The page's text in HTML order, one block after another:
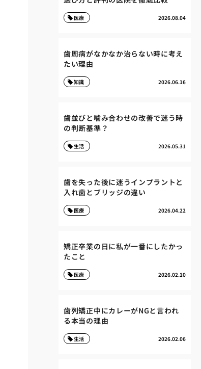
2026.08.04
医療
歯周病がなかなか治らない時に考え
たい理由
2026.06.16
知識
歯並びと噛み合わせの改善で迷う時
の判断基準？
2026.05.31
生活
歯を失った後に迷うインプラントと
入れ歯とブリッジの違い
2026.04.22
医療
矯正卒業の日に私が一番にしたかっ
たこと
2026.02.10
医療
歯列矯正中にカレーがNGと言われ
る本当の理由
2026.02.06
生活